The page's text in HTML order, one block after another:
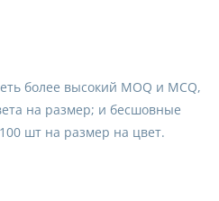
более высокий MOQ и MCQ,
на размер; и бесшовные
шт на размер на цвет.